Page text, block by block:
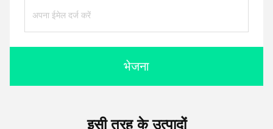
भेजना
इसी तरह के उत्पादों